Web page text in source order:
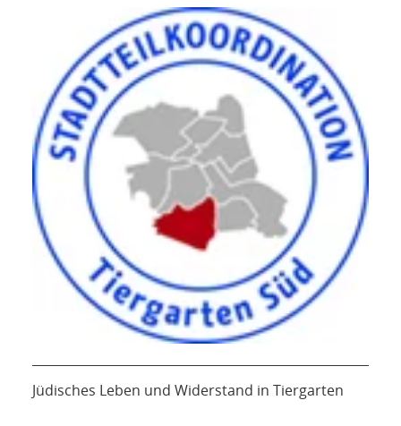
Jüdisches Leben und Widerstand in Tiergarten